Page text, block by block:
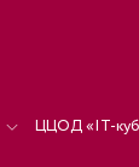
ЦЦОД «IT-